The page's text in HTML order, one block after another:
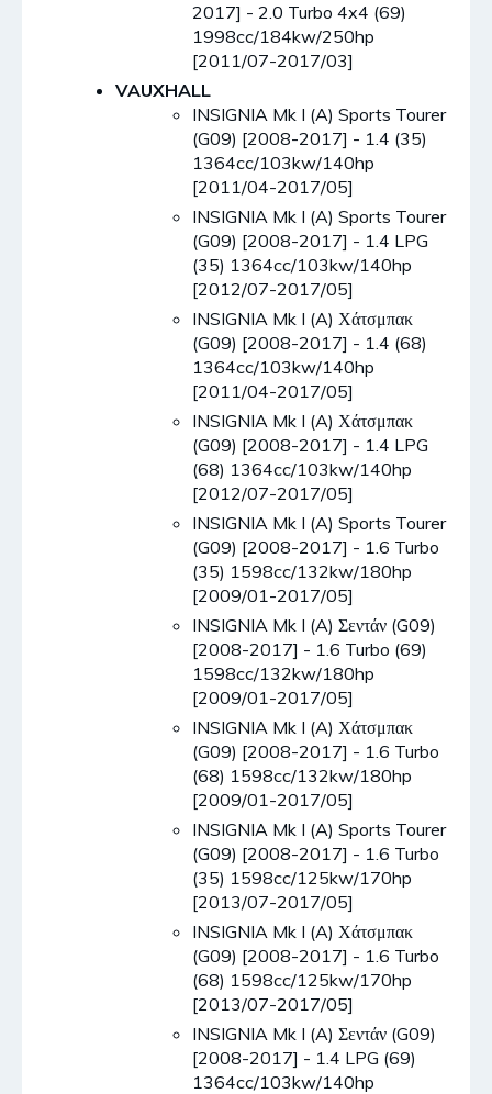
2017] - 2.0 Turbo 4x4 (69)
1998cc/184kw/250hp
[2011/07-2017/03]
VAUXHALL
INSIGNIA Mk I (A) Sports Tourer
(G09) [2008-2017] - 1.4 (35)
1364cc/103kw/140hp
[2011/04-2017/05]
INSIGNIA Mk I (A) Sports Tourer
(G09) [2008-2017] - 1.4 LPG
(35) 1364cc/103kw/140hp
[2012/07-2017/05]
INSIGNIA Mk I (A) Χάτσμπακ
(G09) [2008-2017] - 1.4 (68)
1364cc/103kw/140hp
[2011/04-2017/05]
INSIGNIA Mk I (A) Χάτσμπακ
(G09) [2008-2017] - 1.4 LPG
(68) 1364cc/103kw/140hp
[2012/07-2017/05]
INSIGNIA Mk I (A) Sports Tourer
(G09) [2008-2017] - 1.6 Turbo
(35) 1598cc/132kw/180hp
[2009/01-2017/05]
INSIGNIA Mk I (A) Σεντάν (G09)
[2008-2017] - 1.6 Turbo (69)
1598cc/132kw/180hp
[2009/01-2017/05]
INSIGNIA Mk I (A) Χάτσμπακ
(G09) [2008-2017] - 1.6 Turbo
(68) 1598cc/132kw/180hp
[2009/01-2017/05]
INSIGNIA Mk I (A) Sports Tourer
(G09) [2008-2017] - 1.6 Turbo
(35) 1598cc/125kw/170hp
[2013/07-2017/05]
INSIGNIA Mk I (A) Χάτσμπακ
(G09) [2008-2017] - 1.6 Turbo
(68) 1598cc/125kw/170hp
[2013/07-2017/05]
INSIGNIA Mk I (A) Σεντάν (G09)
[2008-2017] - 1.4 LPG (69)
1364cc/103kw/140hp